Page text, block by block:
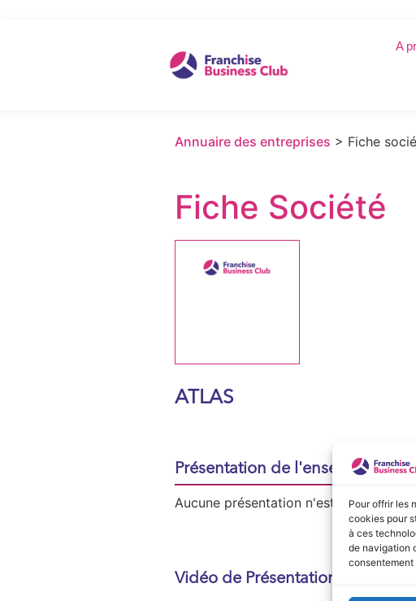
Pour offrir les
cookies pour
à ces
de navigation
A
Annuaire des entreprises > Fiche
Fiche Société
ATLAS
Présentation de l'enseigne :
Aucune présentation n'est disponible
Vidéo de Présentation